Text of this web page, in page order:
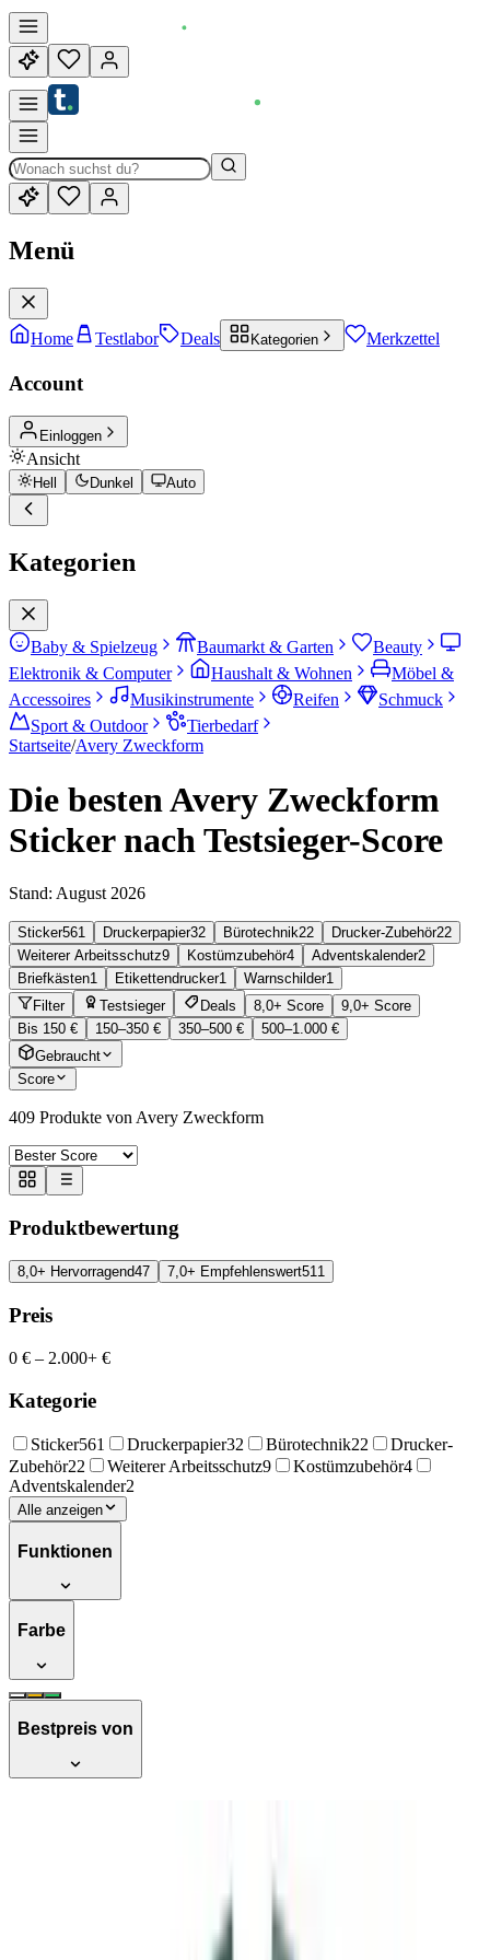
Menü
Home Testlabor Deals Kategorien Merkzettel
Account
Einloggen
Ansicht
Hell Dunkel Auto
Kategorien
Baby & Spielzeug Baumarkt & Garten
Beauty
Elektronik & Computer
Haushalt & Wohnen
Möbel &
Accessoires
Musikinstrumente Reifen
Schmuck
Sport & Outdoor
Tierbedarf
Startseite/Avery Zweckform
Die besten Avery Zweckform
Sticker nach Testsieger-Score
Stand: August 2026
Sticker561 Druckerpapier32 Bürotechnik22 Drucker-Zubehör22
Weiterer Arbeitsschutz9 Kostümzubehör4 Adventskalender2
Briefkästen1 Etikettendrucker1 Warnschilder1
Filter
Testsieger Deals 8,0+ Score
9,0+ Score
Bis 150 €
150–350 € 350–500 €
500–1.000 €
Gebraucht
Score
409 Produkte von Avery Zweckform
Produktbewertung
8,0+ Hervorragend47 7,0+ Empfehlenswert511
Preis
0 € – 2.000+ €
Kategorie
Sticker561 Druckerpapier32 Bürotechnik22
Drucker-
Zubehör22 Weiterer Arbeitsschutz9 Kostümzubehör4
Adventskalender2
Alle anzeigen
Funktionen
Farbe
Bestpreis von
(Made in Germany, Weihnachtskalender,
selbstklebende Weihnachtsdeko, Zahlen